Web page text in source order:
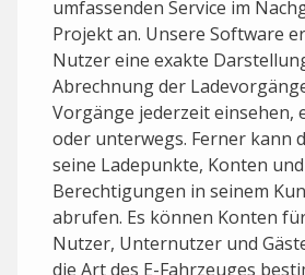
umfassenden Service im
Projekt an. Unsere Software
Nutzer eine exakte
Abrechnung der
Vorgänge jederzeit einsehen,
oder unterwegs. Ferner kann
seine Ladepunkte, Konten und
Berechtigungen in seinem
abrufen. Es können Konten
Nutzer, Unternutzer und
die Art des E-Fahrzeuges